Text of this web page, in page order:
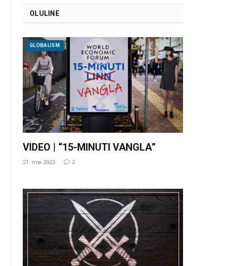
OLULINE
GLOBALISM
VIDEO | “15-MINUTI VANGLA”
21. mai 2023 2